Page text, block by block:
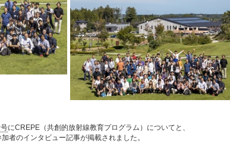
にCREPE（共創的放射線教育プログラム）についてと、
者のインタビュー記事が掲載されました。